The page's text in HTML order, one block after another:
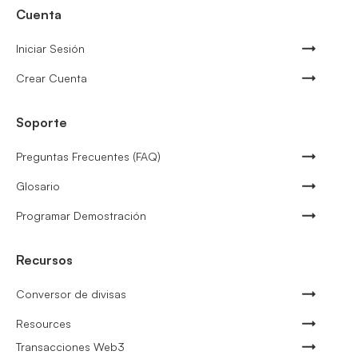
Cuenta
Iniciar Sesión
Crear Cuenta
Soporte
Preguntas Frecuentes (FAQ)
Glosario
Programar Demostración
Recursos
Conversor de divisas
Resources
Transacciones Web3